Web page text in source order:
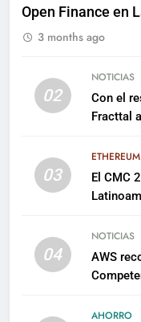
Open Finance en
3 months ago
02
NOTICIAS
Con el
Fracttal
03
ETHEREUM
El CMC
04
NOTICIAS
AWS
AHORRO